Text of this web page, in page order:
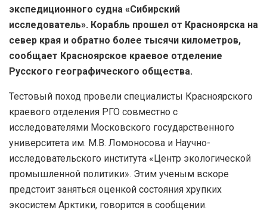
экспедиционного судна «Сибирский
исследователь». Корабль прошел от Красноярска на
север края и обратно более тысячи километров,
сообщает Красноярское краевое отделение
Русского географического общества.
Тестовый поход провели специалисты Красноярского
краевого отделения РГО совместно с
исследователями Московского государственного
университета им. М.В. Ломоносова и Научно-
исследовательского института «Центр экологической
промышленной политики». Этим ученым вскоре
предстоит заняться оценкой состояния хрупких
экосистем Арктики, говорится в сообщении.